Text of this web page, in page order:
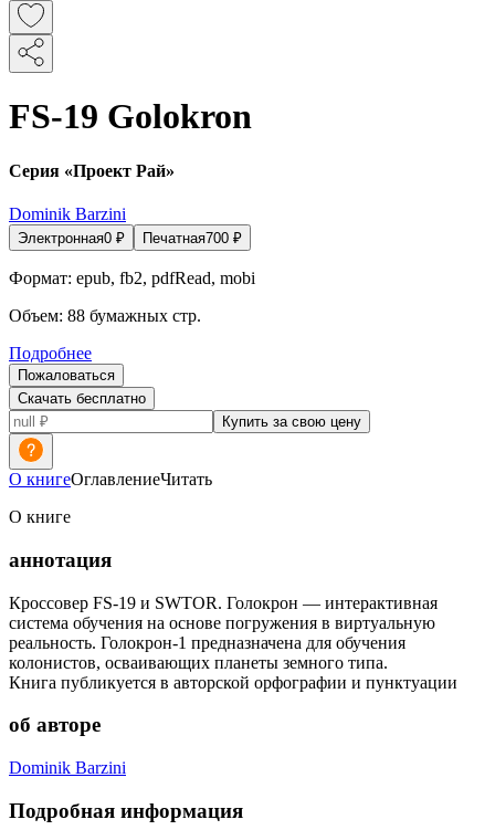
FS-19 Golokron
Серия «Проект Рай»
Dominik Barzini
Электронная0 ₽ Печатная700 ₽
Формат: epub, fb2, pdfRead, mobi
Объем: 88 бумажных стр.
Подробнее
Пожаловаться
Скачать бесплатно
Купить за свою цену
О книгеОглавлениеЧитать
О книге
аннотация
Кроссовер FS-19 и SWTOR. Голокрон — интерактивная
система обучения на основе погружения в виртуальную
реальность. Голокрон-1 предназначена для обучения
колонистов, осваивающих планеты земного типа.
Книга публикуется в авторской орфографии и пунктуации
об авторе
Dominik Barzini
Подробная информация